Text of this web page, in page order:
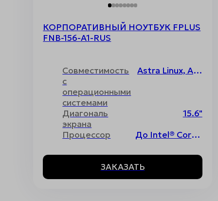
КОРПОРАТИВНЫЙ НОУТБУК FPLUS
FNB-156-A1-RUS
Совместимость
с
операционными
системами
Astra Linux, ALT Linux, РОСА, РЕД ОС, Uncom, Основа, Windows, Без операционной системы
Диагональ
экрана
15.6"
Процессор
До Intel® Core™ i7 12th Gen
ЗАКАЗАТЬ